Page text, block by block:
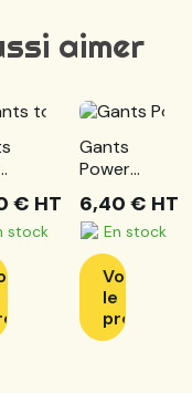
aimer
jersey
€ HT
stock
Gants
Power
Grab
thermo
jaune
6,40 € HT
En stock
Voir
le
produit